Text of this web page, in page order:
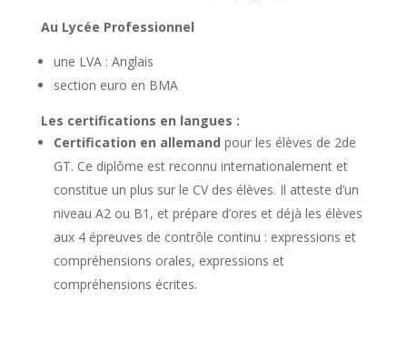
Au Lycée Professionnel
une LVA : Anglais
section euro en BMA
Les certifications en langues :
Certification en allemand pour les élèves de 2de
GT. Ce diplôme est reconnu internationalement et
constitue un plus sur le CV des élèves. Il atteste d’un
niveau A2 ou B1, et prépare d’ores et déjà les élèves
aux 4 épreuves de contrôle continu : expressions et
compréhensions orales, expressions et
compréhensions écrites.